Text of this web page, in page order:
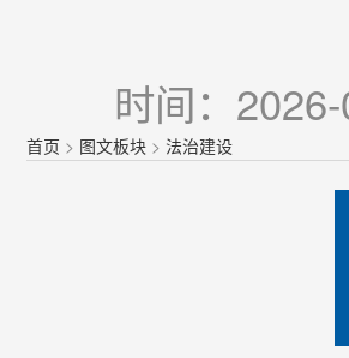
时间：
首页 > 图文板块 > 法治建设